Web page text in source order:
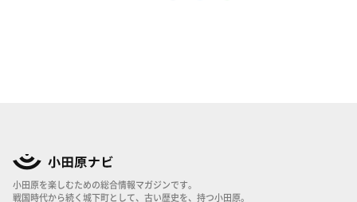
小田原を楽しむための総合情報マガジンです。
戦国時代から続く城下町として、古い歴史を、持つ小田原。